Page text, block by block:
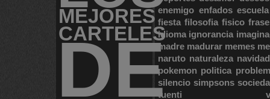
MEJORES
CARTELES
DE
enemigo enfados escuela
fiesta filosofia fisico
idioma ignorancia
madre madurar memes
naruto naturaleza navidad
pokemon politica
silencio simpsons
tuenti